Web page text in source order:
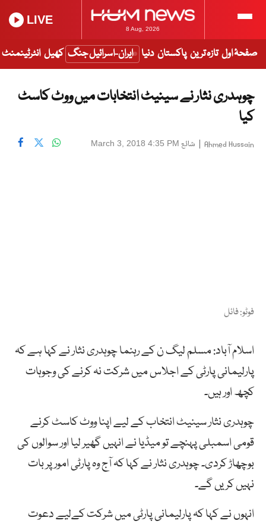
8 Aug, 2026
LIVE
صفحۂ اول تازہ ترین پاکستان دنیا ایران-اسرائیل جنگ کھیل انٹرٹینمنٹ
چوہدری نثار نے سینیٹ انتخابات میں ووٹ کاسٹ
کیا
Ahmed Hussain
| شائع March 3, 2018 4:35 PM
فوٹو: فائل
اسلام آباد: مسلم لیگ ن کے رہنما چوہدری نثار نے کہا ہے کہ
پارلیمانی پارٹی کے اجلاس میں شرکت نہ کرنے کی وجوہات
کچھ اور ہیں۔
چوہدری نثار سینیٹ انتخاب کے لیے اپنا ووٹ کاسٹ کرنے
قومی اسمبلی پہنچے تو میڈیا نے انہیں گھیر لیا اور سوالوں کی
بوچھاڑ کردی۔ چوہدری نثار نے کہا کہ آج وہ پارٹی امور پر بات
نہیں کریں گے۔
انہوں نے کہا کہ پارلیمانی پارٹی میں شرکت کےلیے دعوت